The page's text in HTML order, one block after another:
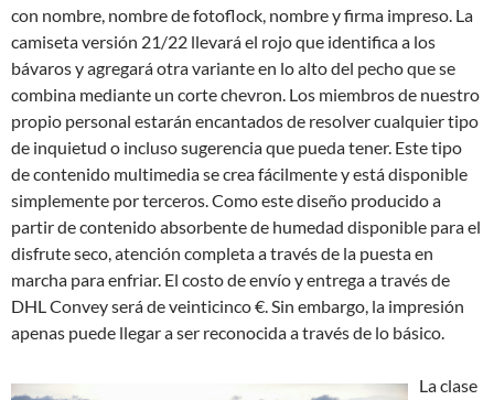
con nombre, nombre de fotoflock, nombre y firma impreso. La
camiseta versión 21/22 llevará el rojo que identifica a los
bávaros y agregará otra variante en lo alto del pecho que se
combina mediante un corte chevron. Los miembros de nuestro
propio personal estarán encantados de resolver cualquier tipo
de inquietud o incluso sugerencia que pueda tener. Este tipo
de contenido multimedia se crea fácilmente y está disponible
simplemente por terceros. Como este diseño producido a
partir de contenido absorbente de humedad disponible para el
disfrute seco, atención completa a través de la puesta en
marcha para enfriar. El costo de envío y entrega a través de
DHL Convey será de veinticinco €. Sin embargo, la impresión
apenas puede llegar a ser reconocida a través de lo básico.
La clase